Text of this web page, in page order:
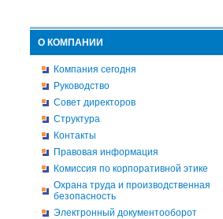
О КОМПАНИИ
Компания сегодня
Руководство
Совет директоров
Структура
Контакты
Правовая информация
Комиссия по корпоративной этике
Охрана труда и производственная
безопасность
Электронный документооборот